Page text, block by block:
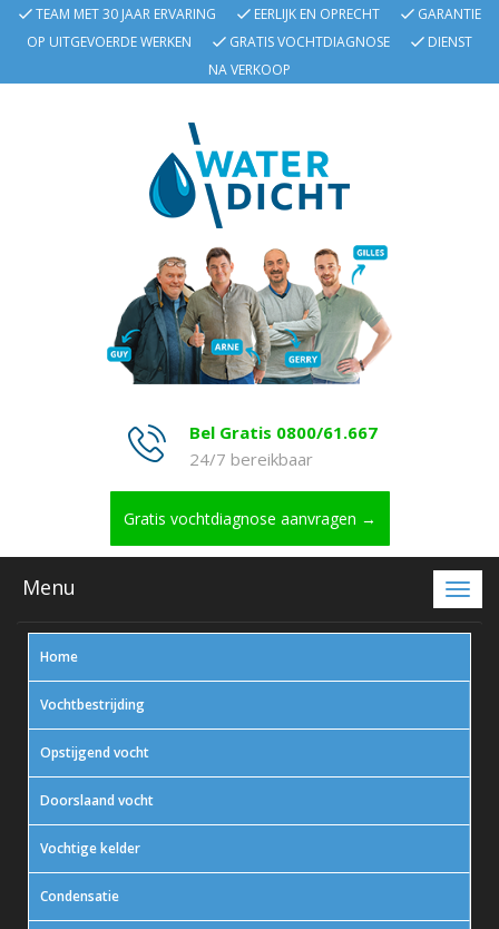
TEAM MET 30 JAAR ERVARING EERLIJK EN OPRECHT
GARANTIE
OP UITGEVOERDE WERKEN
GRATIS VOCHTDIAGNOSE
DIENST
NA VERKOOP
Bel Gratis 0800/61.667
24/7 bereikbaar
Gratis vochtdiagnose aanvragen →
Menu
Home
Vochtbestrijding
Opstijgend vocht
Doorslaand vocht
Vochtige kelder
Condensatie